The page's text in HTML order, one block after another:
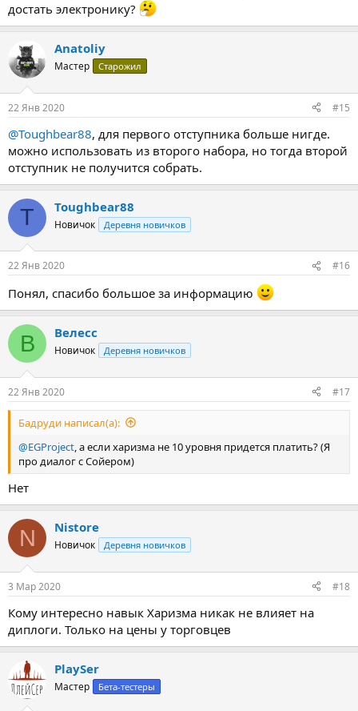
достать электронику?
Anatoliy
Мастер Старожил
22 Янв 2020 #15
@Toughbear88, для первого отступника больше нигде.
можно использовать из второго набора, но тогда второй
отступник не получится собрать.
T Toughbear88
Новичок Деревня новичков
22 Янв 2020 #16
Понял, спасибо большое за информацию
В Велесс
Новичок Деревня новичков
22 Янв 2020 #17
Бадруди написал(а):
@EGProject, а если харизма не 10 уровня придется платить? (Я
про диалог с Сойером)
Нет
N Nistore
Новичок Деревня новичков
3 Мар 2020 #18
Кому интересно навык Харизма никак не влияет на
диплоги. Только на цены у торговцев
PlaySer
Мастер Бета-тестеры